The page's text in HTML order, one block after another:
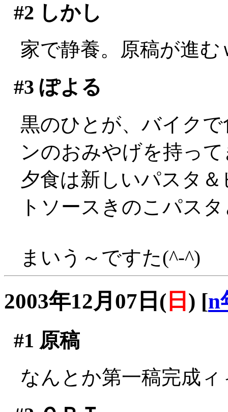
#2 しかし
家で静養。原稿が進む
#3 ぽよる
黒のひとが、バイク
ンのおみやげを持っ
夕食は新しいパスタ
トソースきのこパス
まいう～ですた(^-^)
2003年12月07日( 日 ) [n
#1 原稿
なんとか第一稿完成